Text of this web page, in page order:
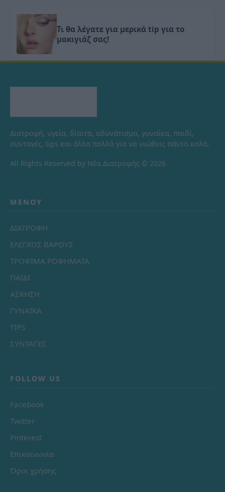
Τι θα λέγατε για μερικά tip για το
μακιγιάζ σας!
Διατροφή, υγεία, δίαιτα, αδυνάτισμα, γυναίκα, παιδί,
συνταγές, tips και άλλα πολλά για να νιώθεις πάντα καλά.
All Rights Reserved by Νέα Διατροφής © 2026
ΜΕΝΟΎ
ΔΙΑΤΡΟΦΗ
ΕΛΕΓΧΟΣ ΒΑΡΟΥΣ
ΤΡΟΦΙΜΑ ΡΟΦΗΜΑΤΑ
ΠΑΙΔΙ
ΑΣΚΗΣΗ
ΓΥΝΑΙΚΑ
TIPS
ΣΥΝΤΑΓΕΣ
FOLLOW US
Facebook
Twitter
Pinterest
Επικοινωνία
Όροι χρήσης